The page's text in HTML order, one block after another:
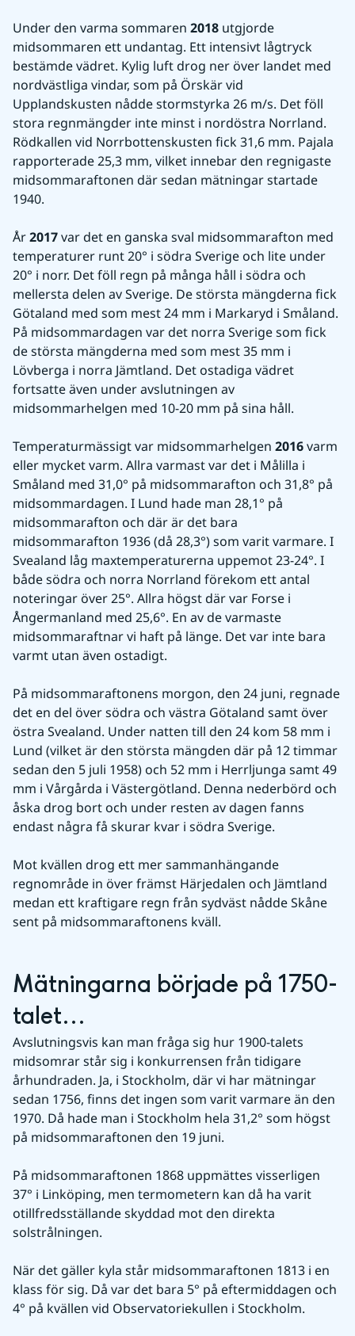
Under den varma sommaren 2018 utgjorde
midsommaren ett undantag. Ett intensivt lågtryck
bestämde vädret. Kylig luft drog ner över landet med
nordvästliga vindar, som på Örskär vid
Upplandskusten nådde stormstyrka 26 m/s. Det föll
stora regnmängder inte minst i nordöstra Norrland.
Rödkallen vid Norrbottenskusten fick 31,6 mm. Pajala
rapporterade 25,3 mm, vilket innebar den regnigaste
midsommaraftonen där sedan mätningar startade
1940.
År 2017 var det en ganska sval midsommarafton med
temperaturer runt 20° i södra Sverige och lite under
20° i norr. Det föll regn på många håll i södra och
mellersta delen av Sverige. De största mängderna fick
Götaland med som mest 24 mm i Markaryd i Småland.
På midsommardagen var det norra Sverige som fick
de största mängderna med som mest 35 mm i
Lövberga i norra Jämtland. Det ostadiga vädret
fortsatte även under avslutningen av
midsommarhelgen med 10-20 mm på sina håll.
Temperaturmässigt var midsommarhelgen 2016 varm
eller mycket varm. Allra varmast var det i Målilla i
Småland med 31,0° på midsommarafton och 31,8° på
midsommardagen. I Lund hade man 28,1° på
midsommarafton och där är det bara
midsommarafton 1936 (då 28,3°) som varit varmare. I
Svealand låg maxtemperaturerna uppemot 23-24°. I
både södra och norra Norrland förekom ett antal
noteringar över 25°. Allra högst där var Forse i
Ångermanland med 25,6°. En av de varmaste
midsommaraftnar vi haft på länge. Det var inte bara
varmt utan även ostadigt.
På midsommaraftonens morgon, den 24 juni, regnade
det en del över södra och västra Götaland samt över
östra Svealand. Under natten till den 24 kom 58 mm i
Lund (vilket är den största mängden där på 12 timmar
sedan den 5 juli 1958) och 52 mm i Herrljunga samt 49
mm i Vårgårda i Västergötland. Denna nederbörd och
åska drog bort och under resten av dagen fanns
endast några få skurar kvar i södra Sverige.
Mot kvällen drog ett mer sammanhängande
regnområde in över främst Härjedalen och Jämtland
medan ett kraftigare regn från sydväst nådde Skåne
sent på midsommaraftonens kväll.
Mätningarna började på 1750-
talet...
Avslutningsvis kan man fråga sig hur 1900-talets
midsomrar står sig i konkurrensen från tidigare
århundraden. Ja, i Stockholm, där vi har mätningar
sedan 1756, finns det ingen som varit varmare än den
1970. Då hade man i Stockholm hela 31,2° som högst
på midsommaraftonen den 19 juni.
På midsommaraftonen 1868 uppmättes visserligen
37° i Linköping, men termometern kan då ha varit
otillfredsställande skyddad mot den direkta
solstrålningen.
När det gäller kyla står midsommaraftonen 1813 i en
klass för sig. Då var det bara 5° på eftermiddagen och
4° på kvällen vid Observatoriekullen i Stockholm.